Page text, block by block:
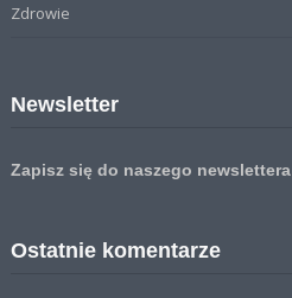
Zdrowie
Newsletter
Zapisz się do naszego newslettera
Ostatnie komentarze